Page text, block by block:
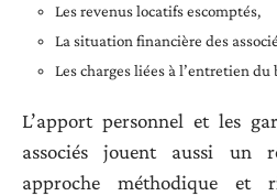
Les revenus locatifs escomptés,
La situation financière des
Les charges liées à l’entretien du
L’apport personnel et les
associés jouent aussi un
approche méthodique et